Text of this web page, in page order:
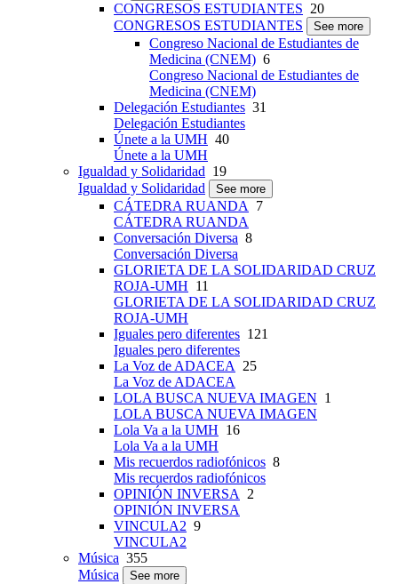
CONGRESOS ESTUDIANTES 20
CONGRESOS ESTUDIANTES
See more
Congreso Nacional de Estudiantes de
Medicina (CNEM) 6
Congreso Nacional de Estudiantes de
Medicina (CNEM)
Delegación Estudiantes 31
Delegación Estudiantes
Únete a la UMH 40
Únete a la UMH
Igualdad y Solidaridad 19
Igualdad y Solidaridad
See more
CÁTEDRA RUANDA
7
CÁTEDRA RUANDA
Conversación Diversa 8
Conversación Diversa
GLORIETA DE LA SOLIDARIDAD CRUZ
ROJA-UMH 11
GLORIETA DE LA SOLIDARIDAD CRUZ
ROJA-UMH
Iguales pero diferentes 121
Iguales pero diferentes
La Voz de ADACEA
25
La Voz de ADACEA
LOLA BUSCA NUEVA IMAGEN 1
LOLA BUSCA NUEVA IMAGEN
Lola Va a la UMH 16
Lola Va a la UMH
Mis recuerdos radiofónicos 8
Mis recuerdos radiofónicos
OPINIÓN INVERSA
2
OPINIÓN INVERSA
VINCULA2 9
VINCULA2
Música 355
Música
See more